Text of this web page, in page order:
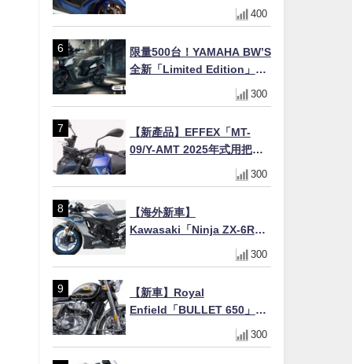
8/18日本上市、支援E10汽油
售價98萬100日圓
400
限量500台！YAMAHA BW’S
全新「Limited Edition」都
市探索限定色 GOOPiMADE
聯名包同步登場
300
【新產品】EFFEX「MT-
09/Y-AMT 2025年式用把手
Easy Fit Bar Plus」！高
7mm後移16mm直上×三色×
300
【海外新車】
Kawasaki「Ninja ZX-6R」
2027年式北美發表！636cc
四缸×銀河銀/暮光藍新色
美元起
300
【新車】Royal
Enfield「BULLET 650」8
月27日日本發售（98萬日圓
～）！648cc空冷並列雙缸×
300